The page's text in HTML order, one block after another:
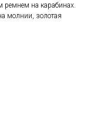
на карабинах.
молнии, золотая